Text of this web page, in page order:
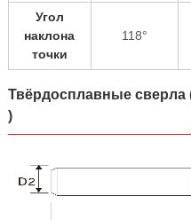
Угол
наклона
точки
118°
Твёрдосплавные сверла
)